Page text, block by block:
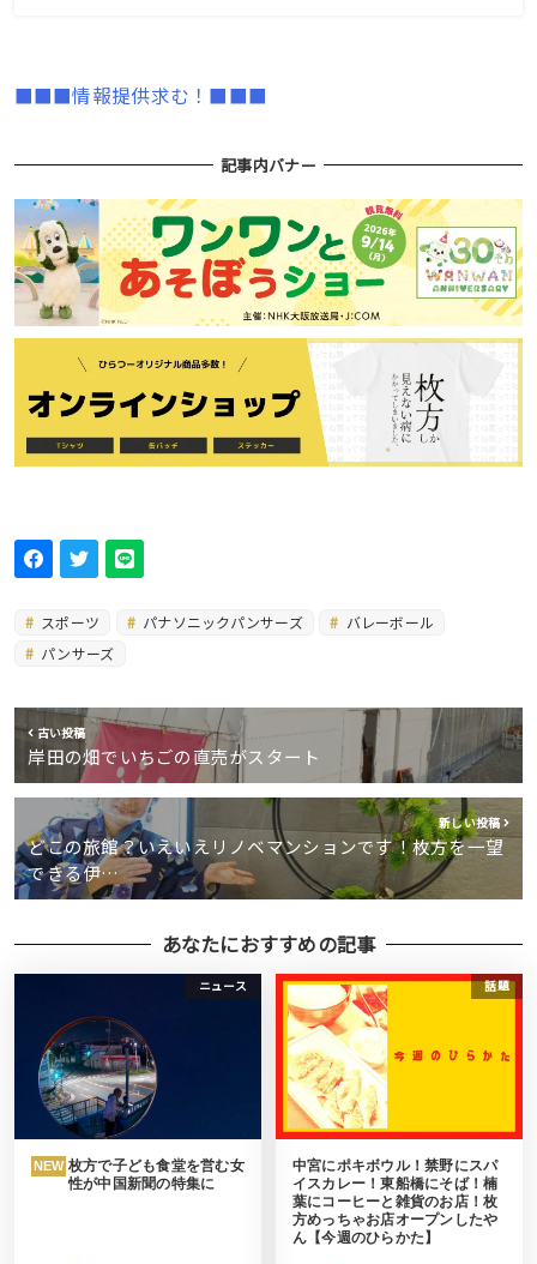
■■■情報提供求む！■■■
記事内バナー
スポーツ パナソニックパンサーズ
バレーボール
パンサーズ
古い投稿
岸田の畑でいちごの直売がスタート
新しい投稿
どこの旅館？いえいえリノベマンションです！枚方を一望
できる伊…
あなたにおすすめの記事
ニュース
NEW 枚方で子ども食堂を営む女
性が中国新聞の特集に
話題
中宮にポキボウル！禁野にスパ
イスカレー！東船橋にそば！楠
葉にコーヒーと雑貨のお店！枚
方めっちゃお店オープンしたや
ん【今週のひらかた】